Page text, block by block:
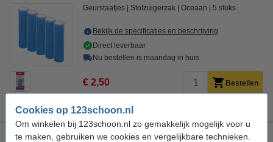
Cookies op 123schoon.nl
Om winkelen bij 123schoon.nl zo gemakkelijk mogelijk voor u
te maken, gebruiken we cookies en vergelijkbare technieken.
Geurstaafjes Stofzuigerzak Oceaan 5 stuks
Bekijk de specificaties en beschrijving
Direct leverbaar
Nu bestellen is maandag in huis
€ 2,50 Bestellen
HG Stofzuiger Luchtverfrisser (180 gram)